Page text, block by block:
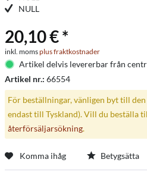
NULL
20,10 € *
inkl. momsplus fraktkostnader
Artikel delvis levererbar från
Artikel nr.: 66554
För beställningar, vänligen byt till
endast till Tyskland). Vill du beställa
återförsäljarsökning.
Komma ihåg Betygsätta